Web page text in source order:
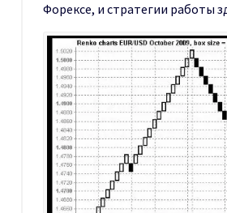
Форексе, и стратегии работы